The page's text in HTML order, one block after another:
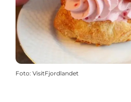
Foto: VisitFjordlandet